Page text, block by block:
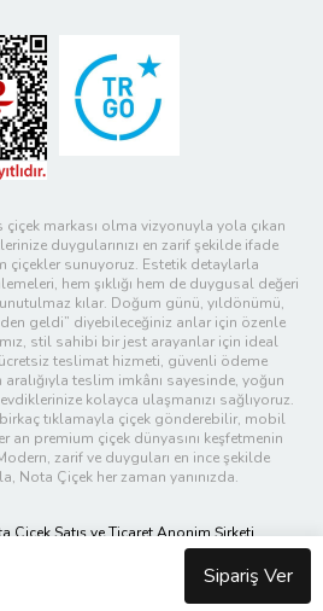
Sipariş Ver
çiçek markası olma vizyonuyla yola çıkan
duygularınızı en zarif şekilde ifade
çiçekler sunuyoruz. Estetik detaylarla
hem şıklığı hem de duygusal değeri
kılar. Doğum günü, yıldönümü,
geldi” diyebileceğiniz anlar için özenle
stil sahibi bir jest arayanlar için ideal
teslimat hizmeti, güvenli ödeme
teslim imkânı sayesinde, yoğun
kolayca ulaşmanızı sağlıyoruz.
tıklamayla çiçek gönderebilir, mobil
an premium çiçek dünyasını keşfetmenin
zarif ve duyguları en ince şekilde
Nota Çiçek her zaman yanınızda.
Satış ve Ticaret Anonim Şirketi